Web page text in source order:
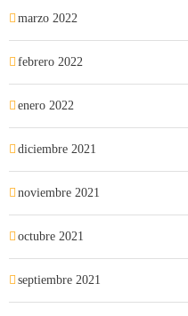
marzo 2022
febrero 2022
enero 2022
diciembre 2021
noviembre 2021
octubre 2021
septiembre 2021